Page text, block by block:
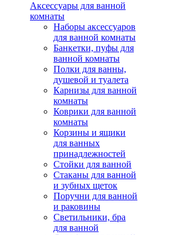
Аксессуары для ванной
комнаты
Наборы аксессуаров
для ванной комнаты
Банкетки, пуфы для
ванной комнаты
Полки для ванны,
душевой и туалета
Карнизы для ванной
комнаты
Коврики для ванной
комнаты
Корзины и ящики
для ванных
принадлежностей
Стойки для ванной
Стаканы для ванной
и зубных щеток
Поручни для ванной
и раковины
Светильники, бра
для ванной